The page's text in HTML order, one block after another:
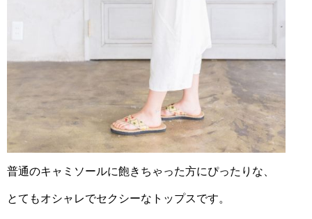
普通のキャミソールに飽きちゃった方にぴったりな、
とてもオシャレでセクシーなトップスです。